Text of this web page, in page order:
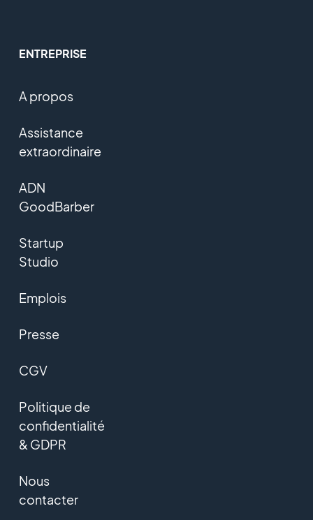
ENTREPRISE
A propos
Assistance
extraordinaire
ADN
GoodBarber
Startup
Studio
Emplois
Presse
CGV
Politique de
confidentialité
& GDPR
Nous
contacter